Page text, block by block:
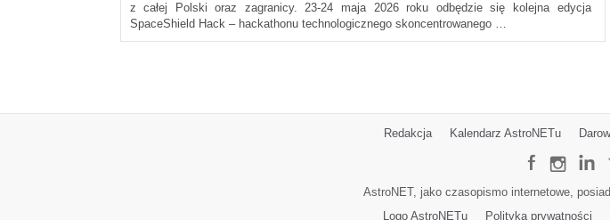
z całej Polski oraz zagranicy. 23-24 maja 2026 roku odbędzie się kolejna edycja
SpaceShield Hack – hackathonu technologicznego skoncentrowanego …
Redakcja Kalendarz AstroNETu
AstroNET, jako czasopismo internetowe,
Logo AstroNETu
Polityka prywatności